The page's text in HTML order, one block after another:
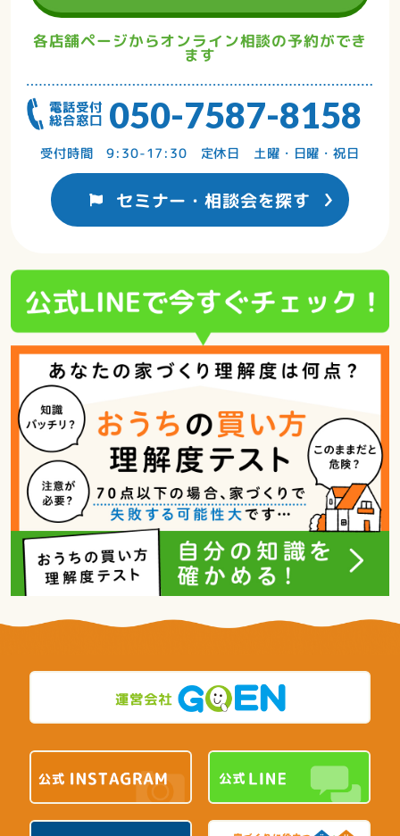
各店舗ページからオンライン相談の予約ができ
ます
050-7587-8158
受付時間 9:30-17:30 定休日 土曜・日曜・祝日
セミナー・相談会を探す